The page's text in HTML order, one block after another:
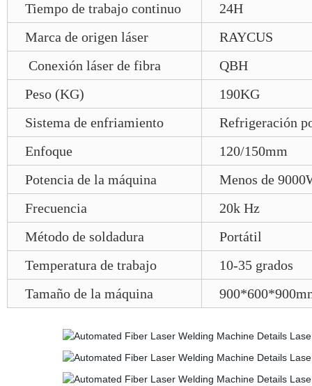
Tiempo de trabajo continuo
24H
Marca de origen láser
RAYCUS
Conexión láser de fibra
QBH
Peso (KG)
190KG
Sistema de enfriamiento
Refrigeración
Enfoque
120/150mm
Potencia de la máquina
Menos de
Frecuencia
20k Hz
Método de soldadura
Portátil
Temperatura de trabajo
10-35 grados
Tamaño de la máquina